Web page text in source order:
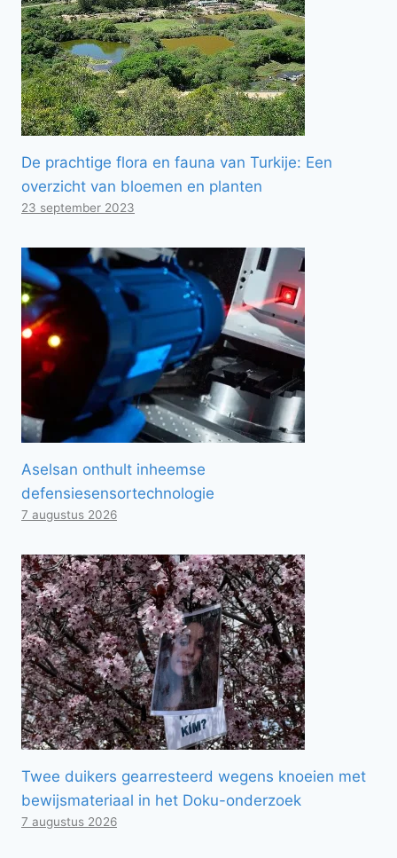
De prachtige flora en fauna van Turkije: Een
overzicht van bloemen en planten
23 september 2023
Aselsan onthult inheemse
defensiesensortechnologie
7 augustus 2026
Twee duikers gearresteerd wegens knoeien met
bewijsmateriaal in het Doku-onderzoek
7 augustus 2026